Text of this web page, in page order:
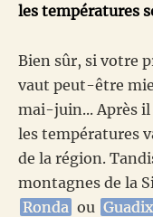
les températures
Bien sûr, si votre
vaut peut-être
mai-juin... Après
les températures
de la région.
montagnes de la
Ronda ou Guadix